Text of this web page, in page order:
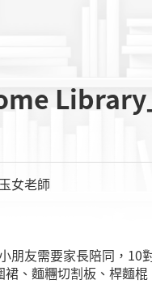
女老師
朋友需要家長陪同，10
、麵糰切割板、桿麵